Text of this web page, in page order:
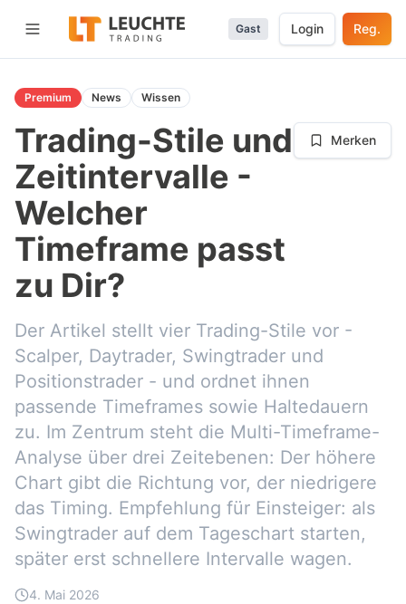
Menü öffnen Gast Login Reg.
Premium News Wissen
Trading-Stile und
Zeitintervalle -
Welcher
Timeframe passt
zu Dir?
Merken
Der Artikel stellt vier Trading-Stile vor -
Scalper, Daytrader, Swingtrader und
Positionstrader - und ordnet ihnen
passende Timeframes sowie Haltedauern
zu. Im Zentrum steht die Multi-Timeframe-
Analyse über drei Zeitebenen: Der höhere
Chart gibt die Richtung vor, der niedrigere
das Timing. Empfehlung für Einsteiger: als
Swingtrader auf dem Tageschart starten,
später erst schnellere Intervalle wagen.
4. Mai 2026